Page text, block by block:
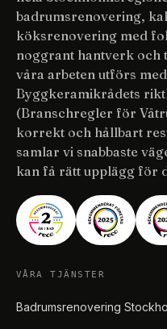
badrumsrenovering,
köksrenovering med
noggrant hantverk och
våra arbeten utförs
Byggkeramikrådets
(Branschregler för
korrekt och hållbart
samlar vi snabbaste
kan få rätt upplägg för
VÅRA TJÄNSTER
Badrumsrenovering